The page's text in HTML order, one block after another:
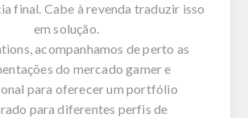
final. Cabe à revenda traduzir isso
em solução.
, acompanhamos de perto as
do mercado gamer e
para oferecer um portfólio
para diferentes perfis de